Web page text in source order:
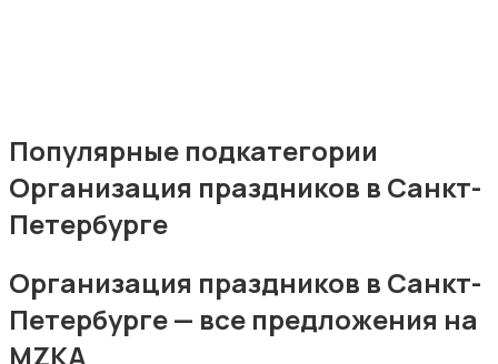
Деловые услуги
Уборка
Популярные подкатегории
Организация праздников в Санкт-
Петербурге
Организация праздников в Санкт-
Петербурге — все предложения на
MZKA